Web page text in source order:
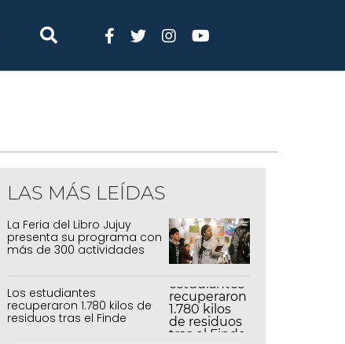
LAS MÁS LEÍDAS
La Feria del Libro Jujuy
presenta su programa con
más de 300 actividades
Los estudiantes
recuperaron 1.780 kilos de
residuos tras el Finde